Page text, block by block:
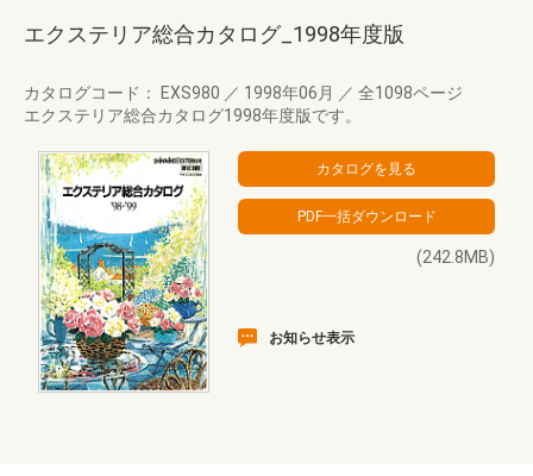
エクステリア総合カタログ_1998年度版
カタログコード： EXS980 ／ 1998年06月 ／ 全1098ページ
エクステリア総合カタログ1998年度版です。
(242.8MB)
お知らせ表示